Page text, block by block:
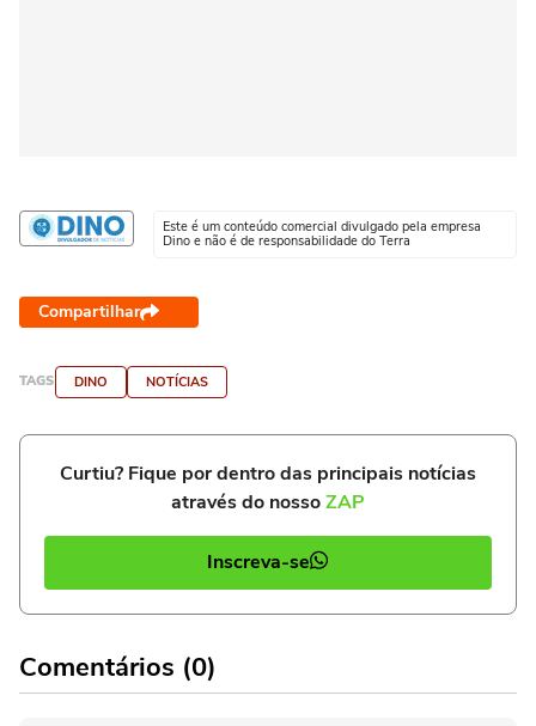
Este é um conteúdo comercial divulgado pela empresa
Dino e não é de responsabilidade do Terra
Compartilhar
TAGS DINO NOTÍCIAS
Curtiu? Fique por dentro das principais notícias
através do nossoZAP
Inscreva-se
Comentários (0)